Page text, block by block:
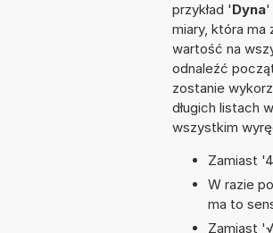
przykład 'Dyna'
miary, która ma
wartość na
odnaleźć
zostanie
długich listach
wszystkim
Zamiast
W razie
ma to
Zamiast